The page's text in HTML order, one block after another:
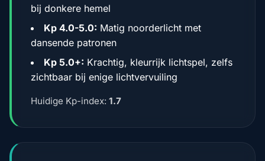
bij donkere hemel
Kp 4.0-5.0: Matig noorderlicht met
dansende patronen
Kp 5.0+: Krachtig, kleurrijk lichtspel, zelfs
zichtbaar bij enige lichtvervuiling
Huidige Kp-index: 1.7